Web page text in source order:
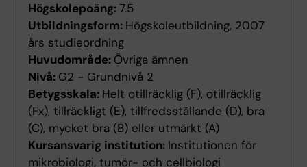
Högskolepoäng:7.5
Utbildningsform: Högskoleutbildning, 2007
års studieordning
Huvudområde: Övriga ämnen
Nivå: G2 - Grundnivå 2
Betygsskala: Helt otillräcklig (F), otillräcklig
(Fx), tillräckligt (E), tillfredsställande (D), bra
(C), mycket bra (B) eller utmärkt (A)
Kursansvarig institution: Institutionen för
mikrobiologi, tumör- och cellbiologi